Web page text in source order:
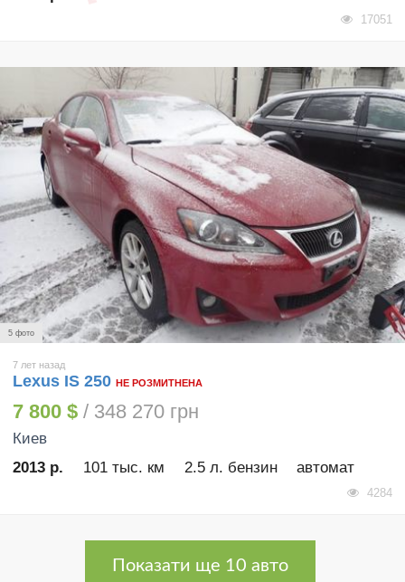
17051
5 фото
7 лет назад
Lexus IS 250 НЕ РОЗМИТНЕНА
7 800 $ / 348 270 грн
Киев
2013 р.
101 тыс. км 2.5 л. бензин автомат
4284
Показати ще 10 авто